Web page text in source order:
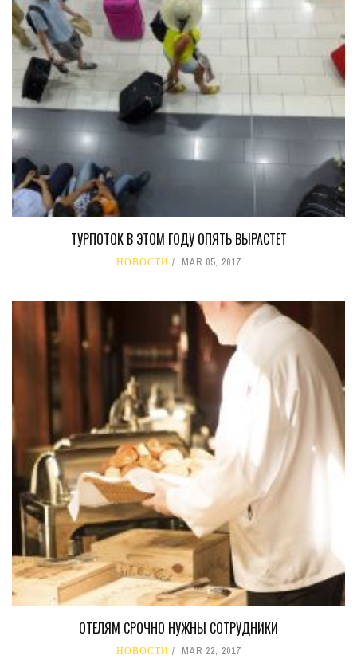
ТУРПОТОК В ЭТОМ ГОДУ ОПЯТЬ ВЫРАСТЕТ
НОВОСТИ MAR 05, 2017
ОТЕЛЯМ СРОЧНО НУЖНЫ СОТРУДНИКИ
НОВОСТИ MAR 22, 2017